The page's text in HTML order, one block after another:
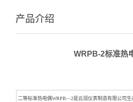
产品介绍
WRPB-2标准热
二等标准热电偶WRPB―2是云润仪表制造有限公司